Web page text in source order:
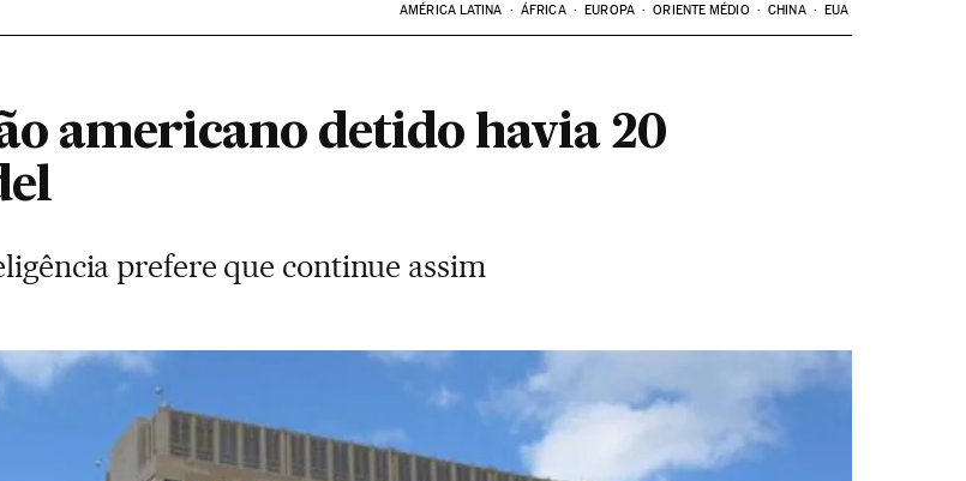
AMÉRICA LATINA ÁFRICA EUROPA ORIENTE MÉDIO CHINA EUA
americano detido havia 20
prefere que continue assim